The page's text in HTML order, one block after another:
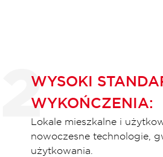
WYSOKI
WYKOŃCZENIA:
Lokale mieszkalne i
nowoczesne technologie,
użytkowania.